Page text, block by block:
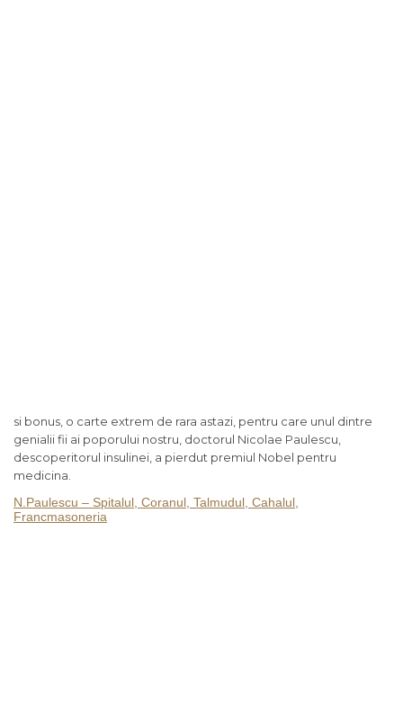
si bonus, o carte extrem de rara astazi, pentru care unul dintre
genialii fii ai poporului nostru, doctorul Nicolae Paulescu,
descoperitorul insulinei, a pierdut premiul Nobel pentru
medicina.
N.Paulescu – Spitalul, Coranul, Talmudul, Cahalul,
Francmasoneria